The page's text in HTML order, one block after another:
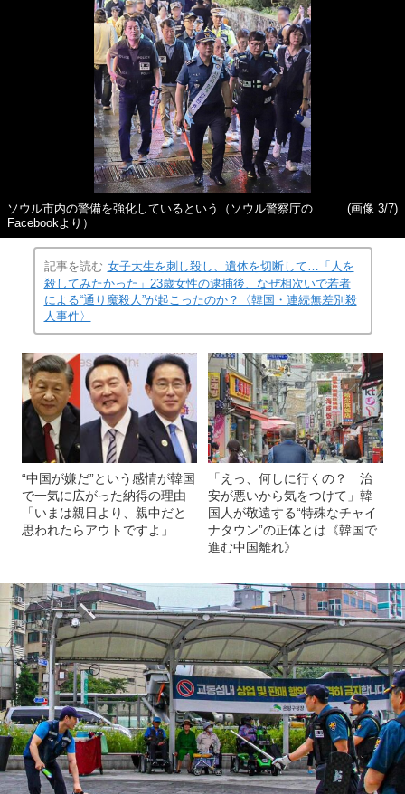
ソウル市内の警備を強化しているという（ソウル警察庁の
Facebookより）
(画像 3/7)
記事を読む 女子大生を刺し殺し、遺体を切断して…「人を
殺してみたかった」23歳女性の逮捕後、なぜ相次いで若者
による“通り魔殺人”が起こったのか？〈韓国・連続無差別殺
人事件〉
“中国が嫌だ”という感情が韓国
で一気に広がった納得の理由
「いまは親日より、親中だと
思われたらアウトですよ」
「えっ、何しに行くの？ 治
安が悪いから気をつけて」韓
国人が敬遠する“特殊なチャイ
ナタウン”の正体とは《韓国で
進む中国離れ》